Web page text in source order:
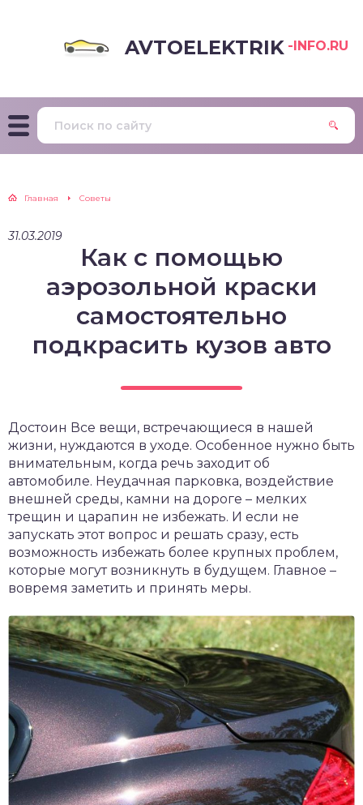
AVTOELEKTRIK -INFO.RU
Главная Советы
31.03.2019
Как с помощью
аэрозольной краски
самостоятельно
подкрасить кузов авто
Достоин Все вещи, встречающиеся в нашей
жизни, нуждаются в уходе. Особенное нужно быть
внимательным, когда речь заходит об
автомобиле. Неудачная парковка, воздействие
внешней среды, камни на дороге – мелких
трещин и царапин не избежать. И если не
запускать этот вопрос и решать сразу, есть
возможность избежать более крупных проблем,
которые могут возникнуть в будущем. Главное –
вовремя заметить и принять меры.